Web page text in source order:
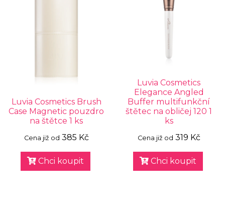
Luvia Cosmetics Brush
Case Magnetic pouzdro
na štětce 1 ks
Cena již od 385 Kč
Chci koupit
Luvia Cosmetics
Elegance Angled
Buffer multifunkční
štětec na obličej 120 1
ks
Cena již od 319 Kč
Chci koupit